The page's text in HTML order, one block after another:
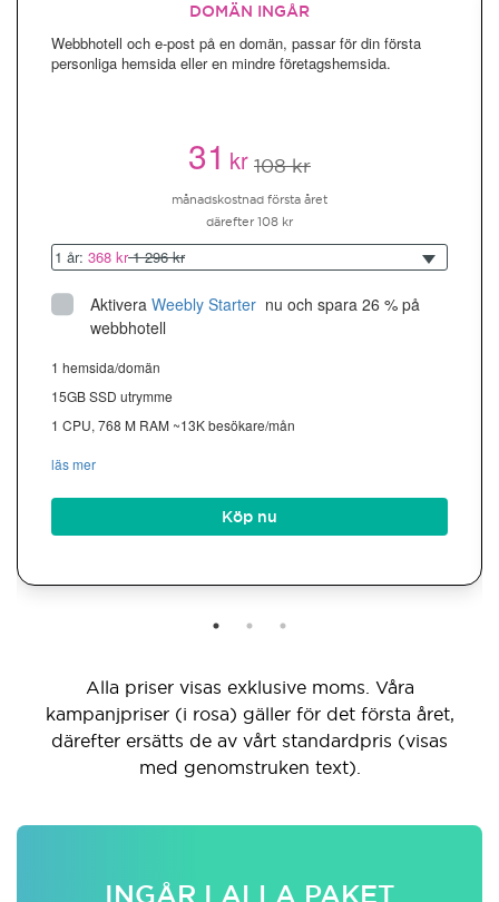
DOMÄN INGÅR
Webbhotell och e-post på en domän, passar för din första
personliga hemsida eller en mindre företagshemsida.
31kr 108 kr
månadskostnad första året
därefter 108 kr
1 år: 368 kr1 296 kr
Aktivera Weebly Starter nu och spara 26 % på
webbhotell
1 hemsida/domän
15GB SSD utrymme
1 CPU, 768 M RAM ~13K besökare/mån
läs mer
Köp nu
Alla priser visas exklusive moms. Våra
kampanjpriser (i rosa) gäller för det första året,
därefter ersätts de av vårt standardpris (visas
med genomstruken text).
INGÅR I ALLA PAKET